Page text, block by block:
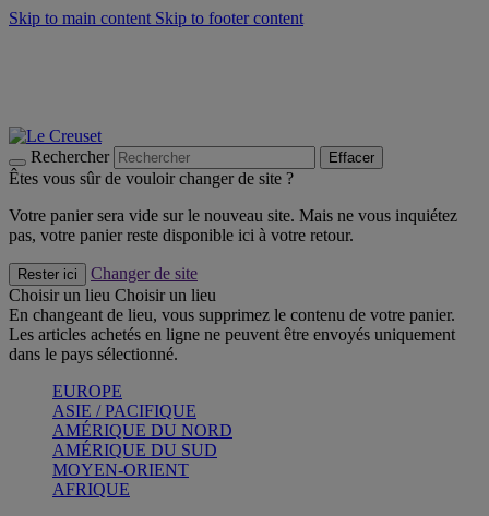
Skip to main content Skip to footer content
Rechercher Effacer
Êtes vous sûr de vouloir changer de site ?
Votre panier sera vide sur le nouveau site. Mais ne vous inquiétez
pas, votre panier reste disponible ici à votre retour.
Rester ici
Changer de site
Choisir un lieu Choisir un lieu
En changeant de lieu, vous supprimez le contenu de votre panier.
Les articles achetés en ligne ne peuvent être envoyés uniquement
dans le pays sélectionné.
EUROPE
ASIE / PACIFIQUE
AMÉRIQUE DU NORD
AMÉRIQUE DU SUD
MOYEN-ORIENT
AFRIQUE